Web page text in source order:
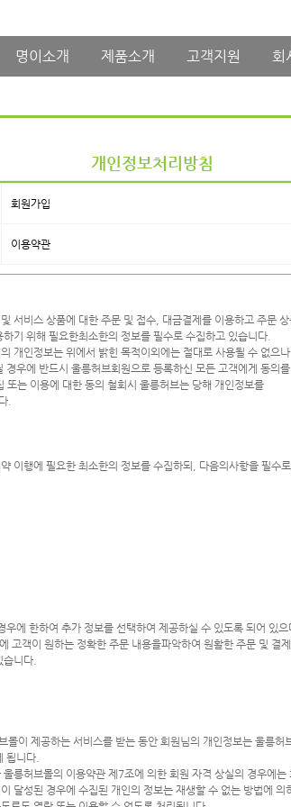
명이소개 제품소개 고객지원 회
개인정보처리방침
회원가입
이용약관
서비스 상품에 대한 주문 및 접수, 대금결제를 이용하고 주문
기 위해 필요한최소한의 정보를 필수로 수집하고 있습니다.
개인정보는 위에서 밝힌 목적이외에는 절대로 사용될 수 없으나
우에 반드시 울릉허브회원으로 등록하신 모든 고객에게 동의를
또는 이용에 대한 동의 철회시 울릉허브는 당해 개인정보를
.
이행에 필요한 최소한의 정보를 수집하되, 다음의사항을 필수로
우에 한하여 추가 정보를 선택하여 제공하실 수 있도록 되어 있으
고객이 원하는 정확한 주문 내용을파악하여 원활한 주문 및 결
니다.
몰이 제공하는 서비스를 받는 동안 회원님의 개인정보는 울릉허
됩니다.
릉허브몰의 이용약관 제7조에 의한 회원 자격 상실의 경우에는
달성된 경우에 수집된 개인의 정보는 재생할 수 없는 방법에 의